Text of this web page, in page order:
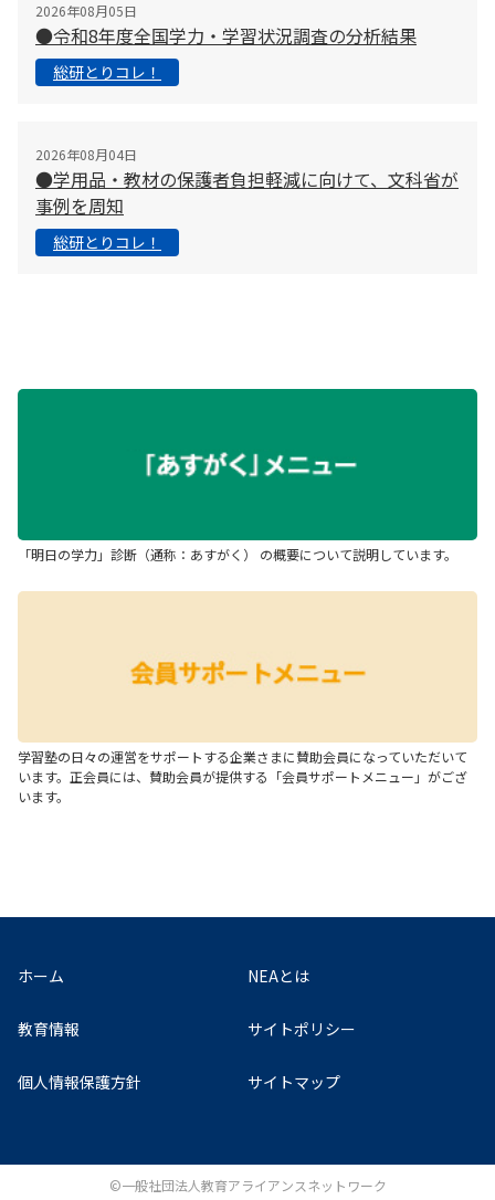
2026年08月05日
●令和8年度全国学力・学習状況調査の分析結果
総研とりコレ！
2026年08月04日
●学用品・教材の保護者負担軽減に向けて、文科省が
事例を周知
総研とりコレ！
「明日の学力」診断（通称：あすがく） の概要について説明しています。
学習塾の日々の運営をサポートする企業さまに賛助会員になっていただいて
います。正会員には、賛助会員が提供する「会員サポートメニュー」がござ
います。
ホーム NEAとは
教育情報 サイトポリシー
個人情報保護方針 サイトマップ
©一般社団法人教育アライアンスネットワーク